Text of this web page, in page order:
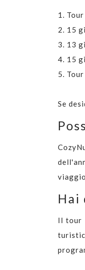
1.
2. 15
3. 13
4. 15
5.
Se
Hai
Il tour